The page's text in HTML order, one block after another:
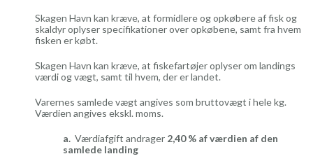
Skagen Havn kan kræve, at formidlere og opkøbere af fisk og
skaldyr oplyser specifikationer over opkøbene, samt fra hvem
fisken er købt.
Skagen Havn kan kræve, at fiskefartøjer oplyser om landings
værdi og vægt, samt til hvem, der er landet.
Varernes samlede vægt angives som bruttovægt i hele kg.
Værdien angives ekskl. moms.
a. Værdiafgift andrager 2,40 % af værdien af den
samlede landing